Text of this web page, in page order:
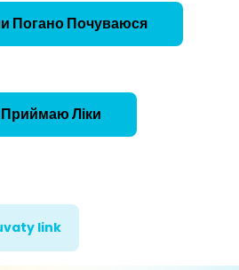
Погано Почуваюся
Ліки
link